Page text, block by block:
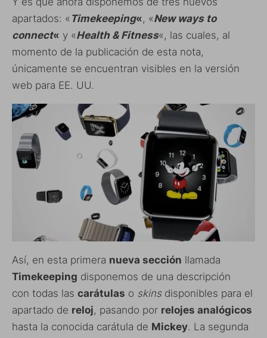
apartados: « Timekeeping«, «New ways to
connect« y «Health & Fitness«, las cuales, al
momento de la publicación de esta nota,
únicamente se encuentran visibles en la versión
web para EE. UU.
Así, en esta primera nueva sección llamada
Timekeeping disponemos de una descripción
con todas las carátulas o skinsdisponibles para el
apartado de reloj, pasando por relojes analógicos
hasta la conocida carátula de Mickey. La segunda
Dirección de correo electrónico
SUSCRIBIRSE